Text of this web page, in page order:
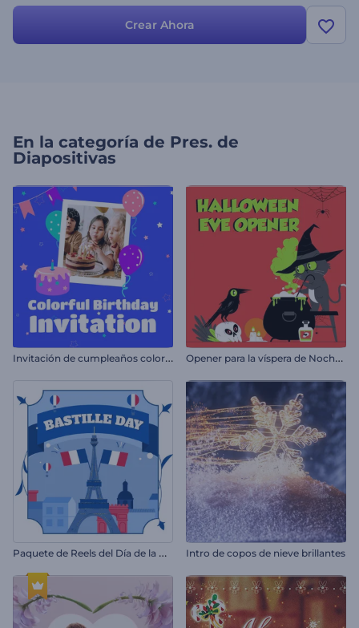
importante o una fiesta sorpresa, esta plantilla es perfecta para
satisfacer tus necesidades. ¡Crea ahora y haz que tu celebración sea
Crear Ahora
En la categoría de Pres. de
Diapositivas
I
nvitación de cumpleaños colorida O
pener para la víspera de Noche de Brujas
P
aquete de Reels del Día de la Bastilla Intro de copos de nieve brillantes